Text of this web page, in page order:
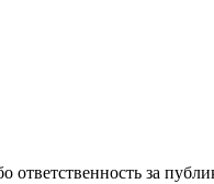
ответственность за